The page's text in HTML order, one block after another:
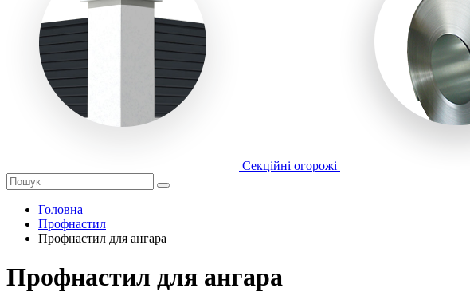
Секційні огорожі
Головна
Профнастил
Профнастил для ангара
Профнастил для ангара